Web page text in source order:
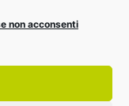
non acconsenti
ITALY, il